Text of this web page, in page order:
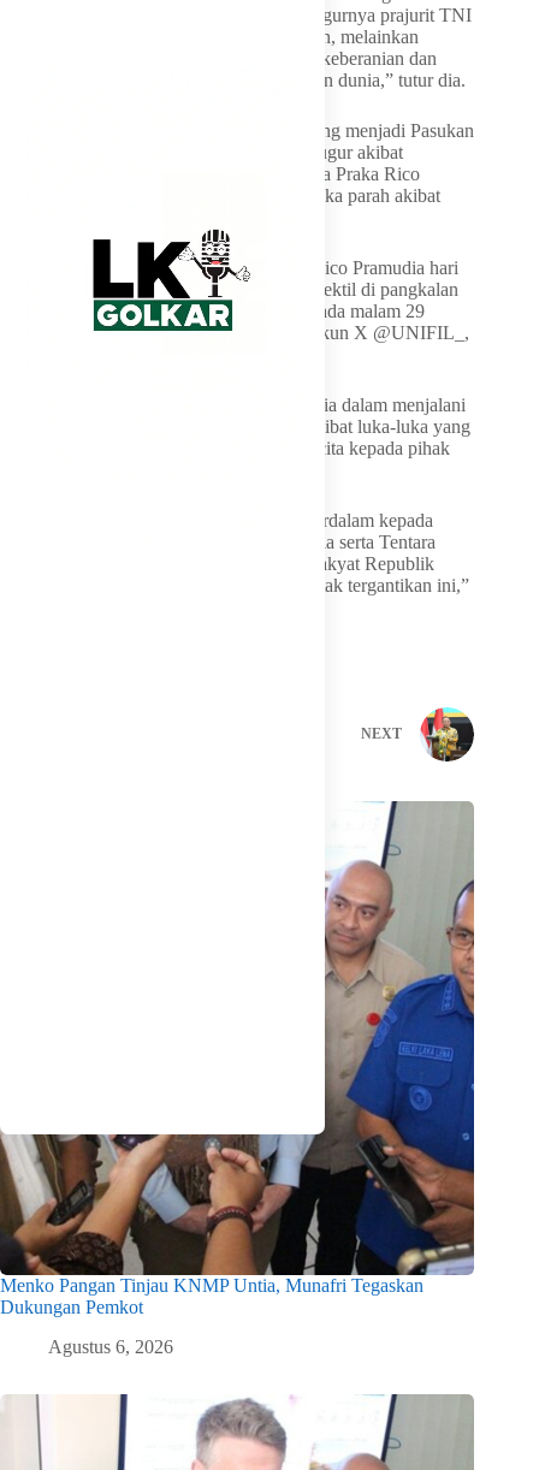
Indonesia berduka, namun tetap teguh. Gugurnya prajurit TNI
di Lebanon bukanlah akhir dari pengabdian, melainkan
penegasan bahwa Indonesia hadir dengan keberanian dan
komitmen nyata dalam menjaga perdamaian dunia,” tutur dia.
Seperti diketahui, seorang anggota TNI yang menjadi Pasukan
Perdamaian PBB di Lebanon (UNIFIL) gugur akibat
serangan di Lebanon. Prajurit TNI bernama Praka Rico
Pramudia (31) itu sempat dirawat usai terluka parah akibat
“UNIFIL menyesalkan wafatnya Kopral Rico Pramudia hari
ini, yang terluka parah akibat ledakan proyektil di pangkalan
tempatnya bertugas di Adchit Al Qusayr pada malam 29
Maret,” demikian keterangan UNIFIL di akun X @UNIFIL_,
UNIFIL mengabarkan Praka Rico tutup usia dalam menjalani
perawatan di rumah sakit (RS) di Beirut akibat luka-luka yang
dialaminya. UNIFIL menyampaikan dukacita kepada pihak
“UNIFIL menyampaikan belasungkawa terdalam kepada
keluarga dan teman-teman Kopral Pramudia serta Tentara
Nasional Indonesia dan Pemerintah serta rakyat Republik
Indonesia atas kehilangan yang tragis dan tak tergantikan ini,”
NEXT
Menko Pangan Tinjau KNMP Untia, Munafri Tegaskan
Dukungan Pemkot
Agustus 6, 2026